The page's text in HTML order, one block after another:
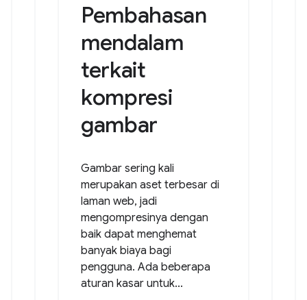
Pembahasan
mendalam
terkait
kompresi
gambar
Gambar sering kali
merupakan aset terbesar di
laman web, jadi
mengompresinya dengan
baik dapat menghemat
banyak biaya bagi
pengguna. Ada beberapa
aturan kasar untuk...